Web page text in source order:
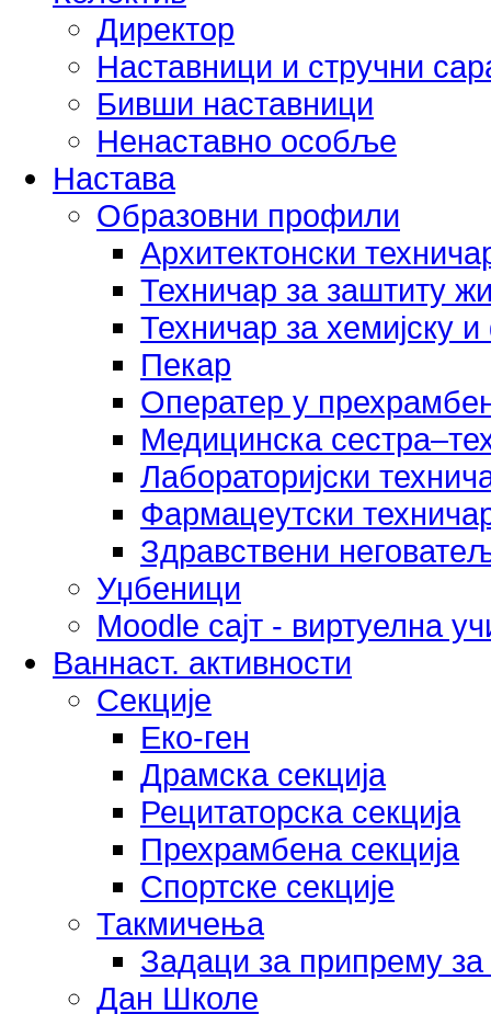
Директор
Наставници и стручни
Бивши наставници
Ненаставно особље
Настава
Образовни профили
Архитектонски
Техничар за заштиту
Техничар за хемијску
Пекар
Оператер у
Медицинска
Лабораторијски
Фармацеутски
Здравствени
Уџбеници
Moodle сајт - виртуелна
Ваннаст. активности
Секције
Еко-ген
Драмска секција
Рецитаторска секција
Прехрамбена секција
Спортске секције
Такмичења
Задаци за припрему
Дан Школе